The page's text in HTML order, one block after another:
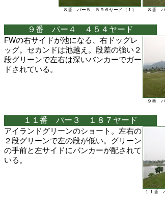
８番 パ
８番 パー５ ５９６ヤード（１）
９番 パー４ ４５４ヤード
９番 パ
FWの右サイドが池になる、右ドッグレ
ッグ。セカンドは池越え。段差の強い２
段グリーンで左右は深いバンカーでガー
ドされている。
１１番 パー３ １８７ヤード
１１番
アイランドグリーンのショート。左右の
２段グリーンで左の段が低い。グリーン
の手前と左サイドにバンカーが配されて
いる。